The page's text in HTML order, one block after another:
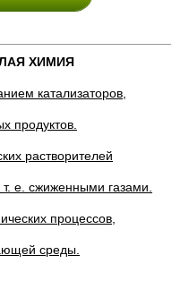
ХИМИЯ
катализаторов,
продуктов.
растворителей
е. сжиженными газами.
процессов,
среды.